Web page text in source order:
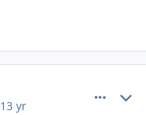
13 yr